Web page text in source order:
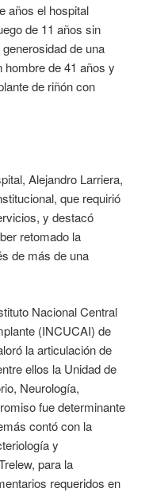
años el hospital
de 11 años sin
de una
hombre de 41 años y
de riñón con
Alejandro Larriera,
que requirió
y destacó
retomado la
de más de una
Nacional Central
(INCUCAI) de
la articulación de
ellos la Unidad de
Neurología,
fue determinante
contó con la
y
para la
requeridos en